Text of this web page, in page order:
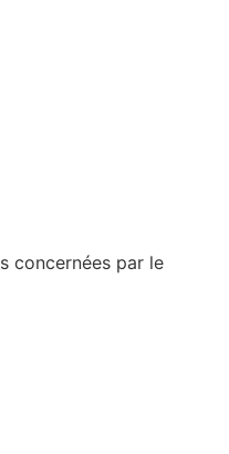
concernées par le